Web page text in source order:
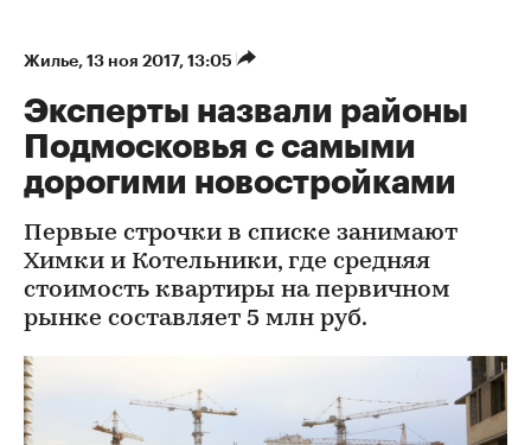
Жилье⁠, 13 ноя 2017, 13:05
Эксперты назвали районы
Подмосковья с самыми
дорогими новостройками
Первые строчки в списке занимают
Химки и Котельники, где средняя
стоимость квартиры на первичном
рынке составляет 5 млн руб.